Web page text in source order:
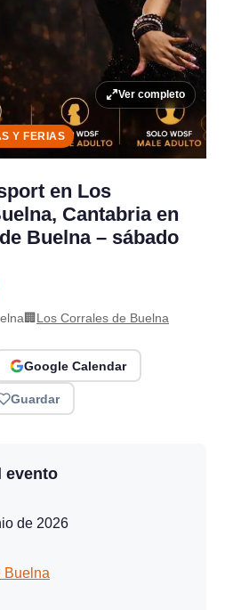
Ver completo
Y FERIAS
en Los
Cantabria en
Buelna – sábado
🏢 Los Corrales de Buelna
Google Calendar
Guardar
evento
de 2026
Buelna